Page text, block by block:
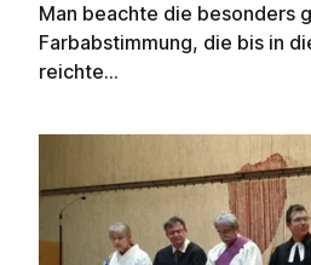
Man beachte die besonders
Farbabstimmung, die bis in
reichte...